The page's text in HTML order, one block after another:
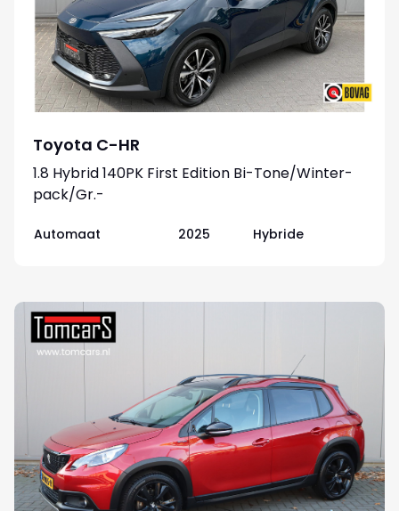
Toyota C-HR
1.8 Hybrid 140PK First Edition Bi-Tone/Winter-
pack/Gr.-
Automaat 2025 Hybride